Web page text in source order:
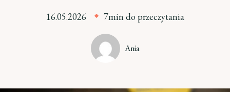
16.05.2026 7min do przeczytania
Ania